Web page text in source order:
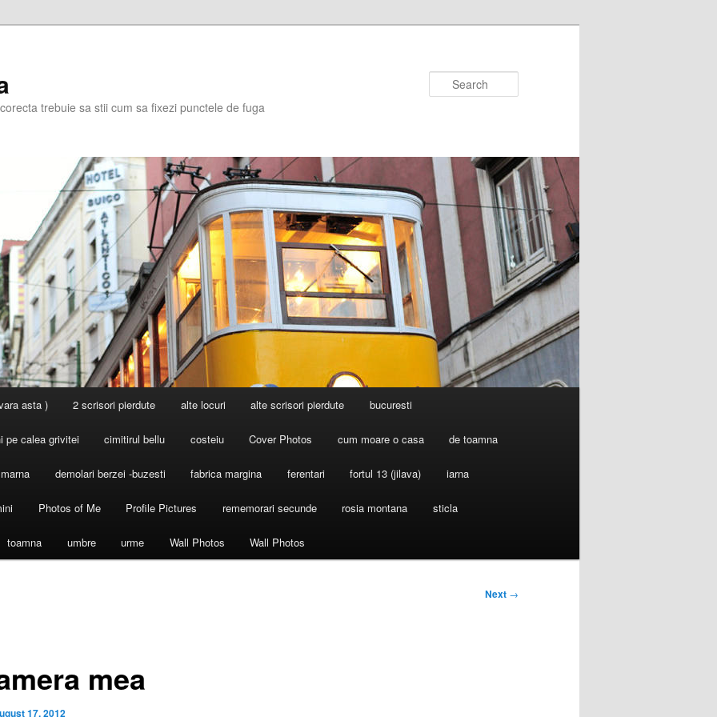
trebuie sa stii cum sa fixezi punctele de fuga
asta ) 2 scrisori pierdute alte locuri alte scrisori pierdute bucuresti
pe calea grivitei cimitirul bellu costeiu Cover Photos cum moare o casa de toamna
demolari berzei -buzesti fabrica margina ferentari fortul 13 (jilava) iarna
Photos of Me Profile Pictures rememorari secunde rosia montana sticla
toamna umbre urme Wall Photos Wall Photos
Next →
mea
17, 2012